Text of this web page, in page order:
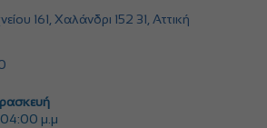
161, Χαλάνδρι 152 31, Αττική
μ.μ